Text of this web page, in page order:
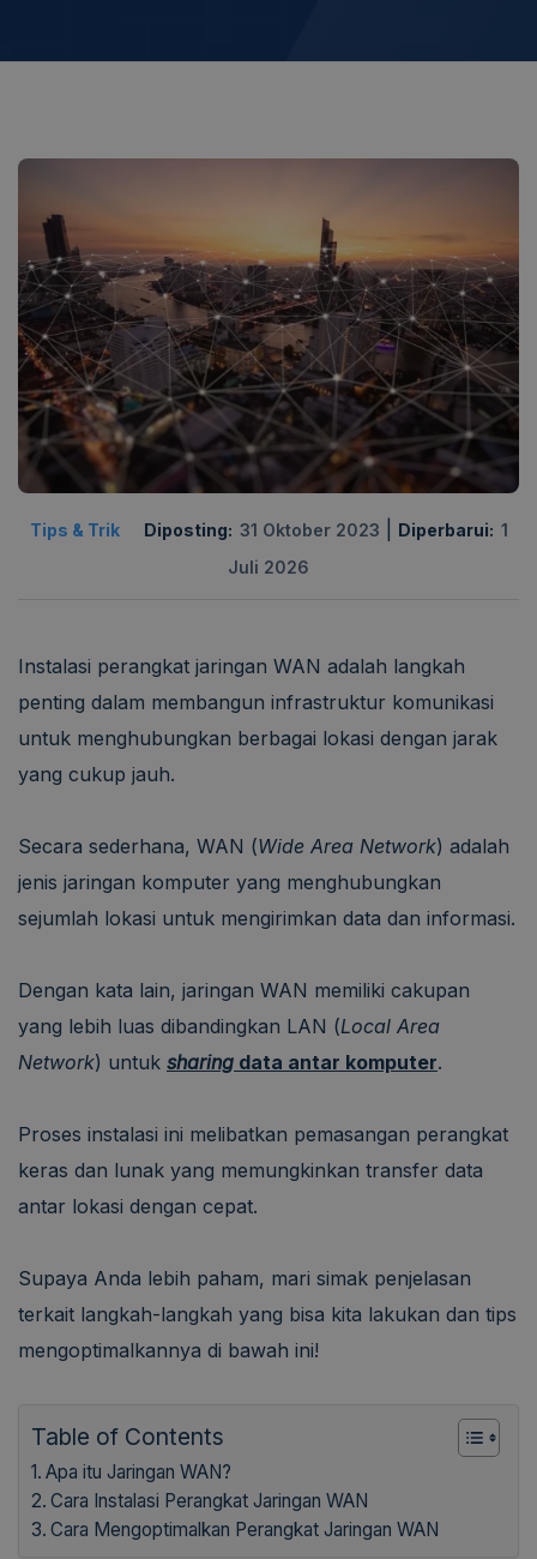
Tips & Trik Diposting: 31 Oktober 2023 Diperbarui: 1
Juli 2026
Instalasi perangkat jaringan WAN adalah langkah
penting dalam membangun infrastruktur komunikasi
untuk menghubungkan berbagai lokasi dengan jarak
yang cukup jauh.
Secara sederhana, WAN (Wide Area Network) adalah
jenis jaringan komputer yang menghubungkan
sejumlah lokasi untuk mengirimkan data dan informasi.
Dengan kata lain, jaringan WAN memiliki cakupan
yang lebih luas dibandingkan LAN (Local Area
Network) untuk sharing data antar komputer.
Proses instalasi ini melibatkan pemasangan perangkat
keras dan lunak yang memungkinkan transfer data
antar lokasi dengan cepat.
Supaya Anda lebih paham, mari simak penjelasan
terkait langkah-langkah yang bisa kita lakukan dan tips
mengoptimalkannya di bawah ini!
Table of Contents
Apa itu Jaringan WAN?
Cara Instalasi Perangkat Jaringan WAN
Cara Mengoptimalkan Perangkat Jaringan WAN